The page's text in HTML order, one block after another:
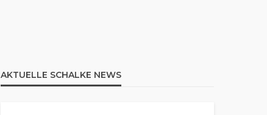
AKTUELLE SCHALKE NEWS